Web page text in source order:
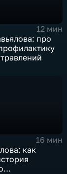
12 мин
про
16 мин
как